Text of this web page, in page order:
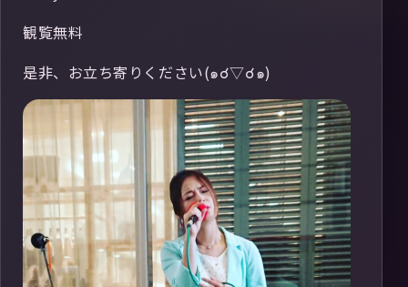
観覧無料
是非、お立ち寄りください(๑☌▽☌๑)